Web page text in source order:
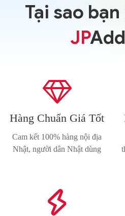
Tại sao
JP

Hàng Chuẩn Giá Tốt
Cam kết 100% hàng nội địa
Nhật, người dân Nhật dùng
